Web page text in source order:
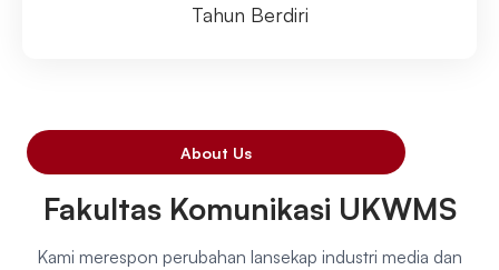
Tahun Berdiri
About Us
Fakultas Komunikasi UKWMS
Kami merespon perubahan lansekap industri media dan